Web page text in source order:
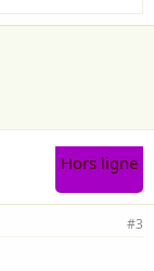
Hors ligne
#3